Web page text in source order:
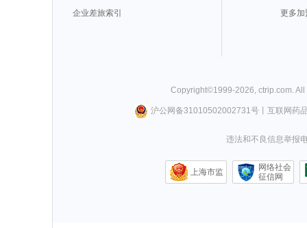
企业差旅索引
更多加
Copyright©1999-2026 ctrip.com .
沪公网备31010502002731号丨 互联网药
违法和不良信息举报
上海市监
网络社会
征信网